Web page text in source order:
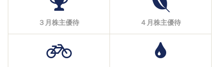
３月株主優待 ４月株主優待